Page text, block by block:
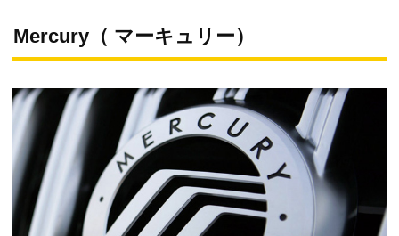
Mercury（ マーキュリー）